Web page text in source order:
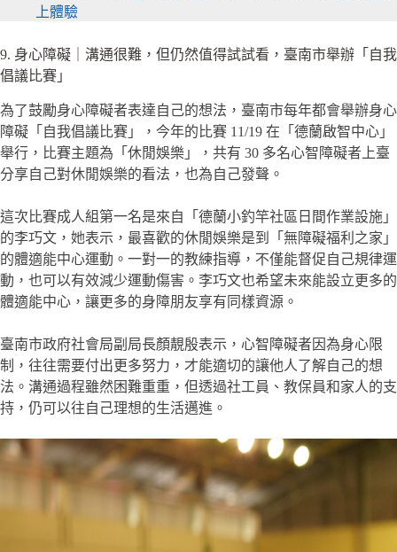
上體驗
9. 身心障礙｜溝通很難，但仍然值得試試看，臺南市舉辦「自我
倡議比賽」
為了鼓勵身心障礙者表達自己的想法，臺南市每年都會舉辦身心
障礙「自我倡議比賽」，今年的比賽 11/19 在「德蘭啟智中心」
舉行，比賽主題為「休閒娛樂」，共有 30 多名心智障礙者上臺
分享自己對休閒娛樂的看法，也為自己發聲。
這次比賽成人組第一名是來自「德蘭小釣竿社區日間作業設施」
的李巧文，她表示，最喜歡的休閒娛樂是到「無障礙福利之家」
的體適能中心運動。一對一的教練指導，不僅能督促自己規律運
動，也可以有效減少運動傷害。李巧文也希望未來能設立更多的
體適能中心，讓更多的身障朋友享有同樣資源。
臺南市政府社會局副局長顏靚殷表示，心智障礙者因為身心限
制，往往需要付出更多努力，才能適切的讓他人了解自己的想
法。溝通過程雖然困難重重，但透過社工員、教保員和家人的支
持，仍可以往自己理想的生活邁進。